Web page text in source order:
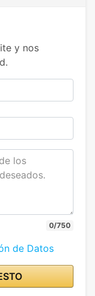
y nos
0/750
de Datos